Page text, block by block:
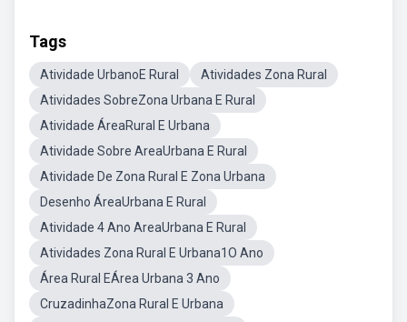
Tags
Atividade UrbanoE Rural
Atividades Zona Rural
Atividades SobreZona Urbana E Rural
Atividade ÁreaRural E Urbana
Atividade Sobre AreaUrbana E Rural
Atividade De Zona Rural E Zona Urbana
Desenho ÁreaUrbana E Rural
Atividade 4 Ano AreaUrbana E Rural
Atividades Zona Rural E Urbana1O Ano
Área Rural EÁrea Urbana 3 Ano
CruzadinhaZona Rural E Urbana